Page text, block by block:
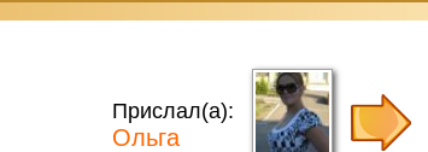
Прислал(а):
Ольга